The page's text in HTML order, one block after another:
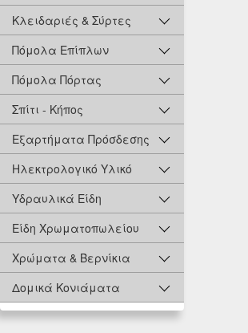
Κλειδαριές & Σύρτες
Πόμολα Επίπλων
Πόμολα Πόρτας
Σπίτι - Κήπος
Εξαρτήματα Πρόσδεσης
Ηλεκτρολογικό Υλικό
Υδραυλικά Είδη
Είδη Χρωματοπωλείου
Χρώματα & Βερνίκια
Δομικά Κονιάματα